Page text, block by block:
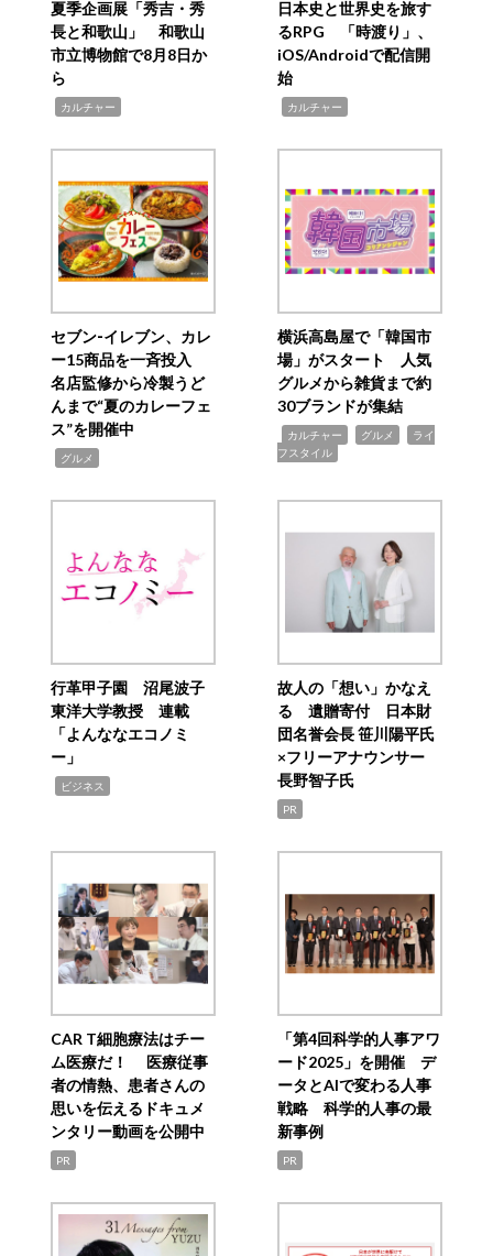
夏季企画展「秀吉・秀
長と和歌山」 和歌山
市立博物館で8月8日か
ら
カルチャー
日本史と世界史を旅す
るRPG 「時渡り」、
iOS/Androidで配信開
始
カルチャー
セブン‐イレブン、カレ
ー15商品を一斉投入
名店監修から冷製うど
んまで“夏のカレーフェ
ス”を開催中
グルメ
横浜高島屋で「韓国市
場」がスタート 人気
グルメから雑貨まで約
30ブランドが集結
カルチャー グルメ
ライ
フスタイル
行革甲子園 沼尾波子
東洋大学教授 連載
「よんななエコノミ
ー」
ビジネス
故人の「想い」かなえ
る 遺贈寄付 日本財
団名誉会長 笹川陽平氏
×フリーアナウンサー
長野智子氏
PR
CAR T細胞療法はチー
ム医療だ！ 医療従事
者の情熱、患者さんの
思いを伝えるドキュメ
ンタリー動画を公開中
PR
「第4回科学的人事アワ
ード2025」を開催 デ
ータとAIで変わる人事
戦略 科学的人事の最
新事例
PR